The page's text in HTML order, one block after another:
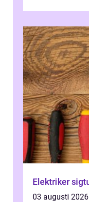
03 augusti 2026